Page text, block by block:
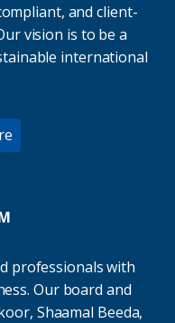
and client-
vision is to be a
international
professionals with
Our board and
Shaamal Beeda,